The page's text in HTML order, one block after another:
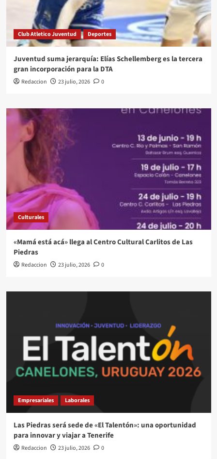
Club Atletico Juventud Deportes
Juventud suma jerarquía: Elías Schellemberg es la tercera
gran incorporación para la DTA
Redaccion 23 julio, 2026 0
Culturales
«Mamá está acá» llega al Centro Cultural Carlitos de Las
Piedras
Redaccion 23 julio, 2026 0
Empresariales Laborales
Las Piedras será sede de «El Talentón»: una oportunidad
para innovar y viajar a Tenerife
Redaccion 23 julio, 2026 0